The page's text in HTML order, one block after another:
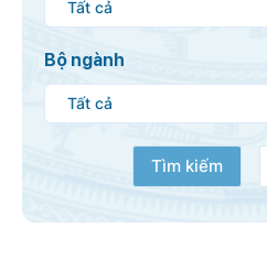
Bộ ngành
Tìm kiếm